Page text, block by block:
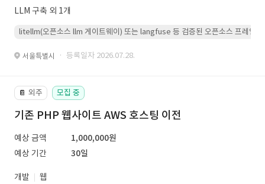
LLM 구축 외 1개
litellm(오픈소스 llm 게이트웨이) 또는 langfuse 등 검증된 오픈소스 프레임워
서울특별시 · 등록일자 2026.07.28.
📔 외주 모집 중
기존 PHP 웹사이트 AWS 호스팅 이전
예상 금액
1,000,000원
예상 기간
30일
개발
웹